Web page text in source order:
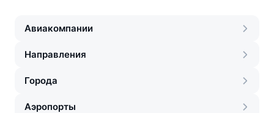
Авиакомпании
Направления
Города
Аэропорты